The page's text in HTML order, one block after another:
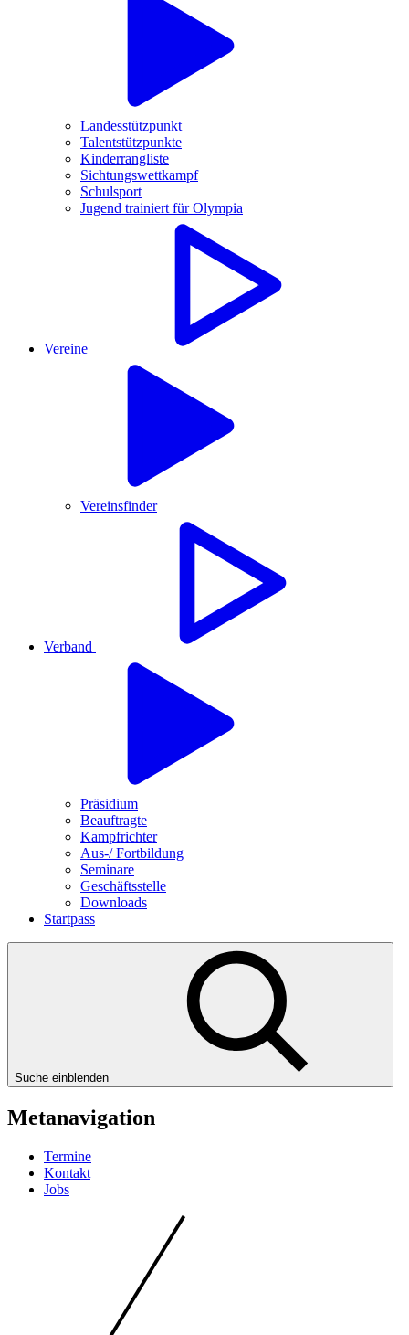
Landesstützpunkt
Talentstützpunkte
Kinderrangliste
Sichtungswettkampf
Schulsport
Jugend trainiert für Olympia
Vereine
Vereinsfinder
Verband
Präsidium
Beauftragte
Kampfrichter
Aus-/ Fortbildung
Seminare
Geschäftsstelle
Downloads
Startpass
Suche einblenden
Metanavigation
Termine
Kontakt
Jobs